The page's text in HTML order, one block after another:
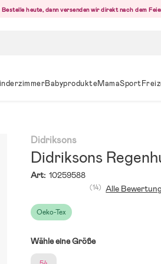
Bestelle heute, dann versenden wir direkt nach dem
BabyprodukteMamaSport
Didriksons
Didriksons
Art: 10259588
Oeko-Tex
(14) Alle
Wähle eine Größe